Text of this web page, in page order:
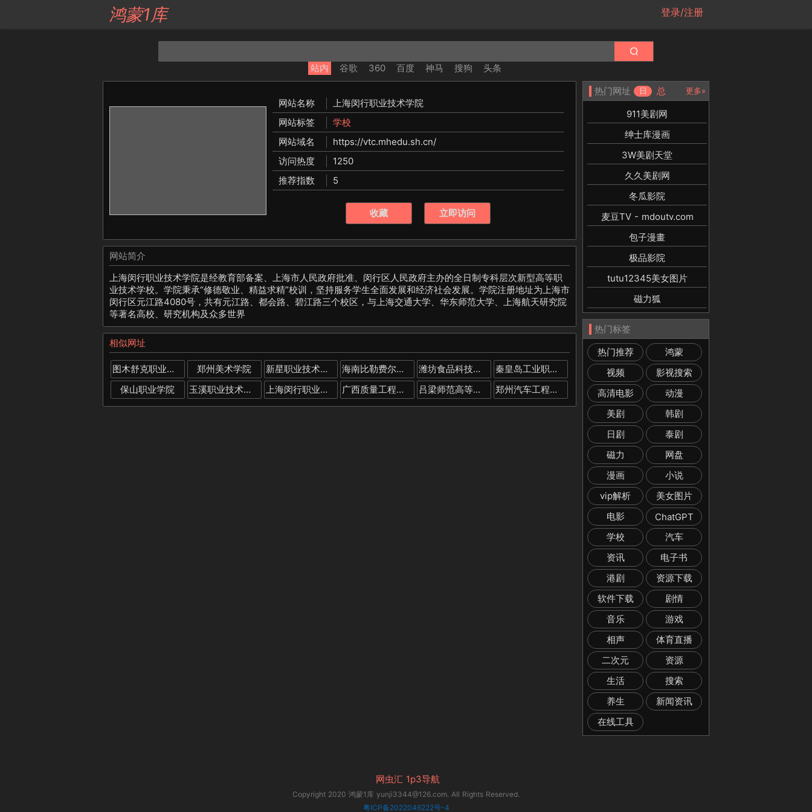
鸿蒙1库 登录/注册
站内 谷歌 360 百度 神马 搜狗 头条
网站名称
上海闵行职业技术学院
网站标签
学校
网站域名
https://vtc.mhedu.sh.cn/
访问热度
1250
推荐指数
5
收藏 立即访问
网站简介
上海闵行职业技术学院是经教育部备案、上海市人民政府批准、闵行区人民政府主办的全日制专科层次新型高等职
业技术学校。学院秉承“修德敬业、精益求精”校训，坚持服务学生全面发展和经济社会发展。学院注册地址为上海市
闵行区元江路4080号，共有元江路、都会路、碧江路三个校区，与上海交通大学、华东师范大学、上海航天研究院
等著名高校、研究机构及众多世界
相似网址
图木舒克职业技术学院 郑州美术学院 新星职业技术学院 海南比勒费尔德应用科学大学 潍坊食品科技职业学院
秦皇岛工业职业技术学院
保山职业学院
玉溪职业技术学院 上海闵行职业技术学院 广西质量工程职业技术学院 吕梁师范高等专科学校 郑州汽车工程职业学院
热门网址 日 总 更多»
911美剧网
绅士库漫画
3W美剧天堂
久久美剧网
冬瓜影院
麦豆TV - mdoutv.com
包子漫畫
极品影院
tutu12345美女图片
磁力狐
热门标签
热门推荐
鸿蒙
视频
影视搜索
高清电影
动漫
美剧
韩剧
日剧
泰剧
磁力
网盘
漫画
小说
vip解析
美女图片
电影
ChatGPT
学校
汽车
资讯
电子书
港剧
资源下载
软件下载
剧情
音乐
游戏
相声
体育直播
二次元
资源
生活
搜索
养生
新闻资讯
在线工具
网虫汇 1p3导航
Copyright 2020 鸿蒙1库 yunji3344@126.com. All Rights Reserved.
粤ICP备2022046222号-4